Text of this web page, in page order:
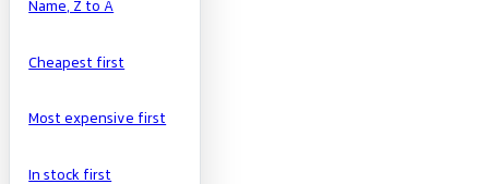
Name, Z to A
Cheapest first
Most expensive first
In stock first